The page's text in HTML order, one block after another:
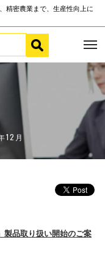
精密農業まで、生産性向上に
12月
品取り扱い開始のご案